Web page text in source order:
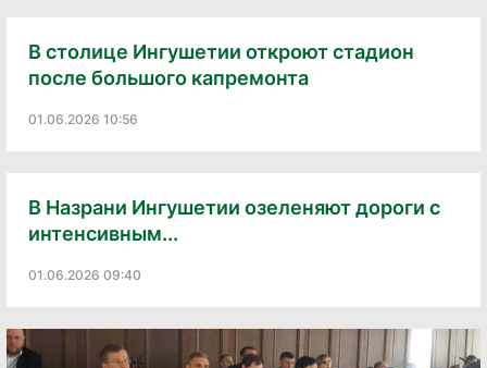
В столице Ингушетии откроют стадион
после большого капремонта
01.06.2026 10:56
В Назрани Ингушетии озеленяют дороги с
интенсивным...
01.06.2026 09:40